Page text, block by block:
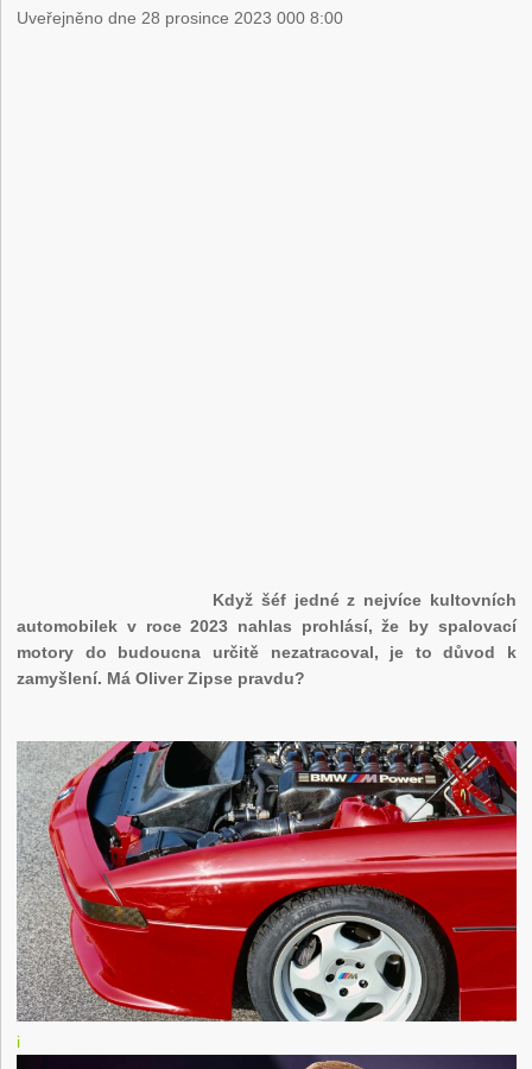
Uveřejněno dne 28 prosince 2023 000 8:00
Když šéf jedné z nejvíce kultovních
automobilek v roce 2023 nahlas prohlásí, že by spalovací
motory do budoucna určitě nezatracoval, je to důvod k
zamyšlení. Má Oliver Zipse pravdu?
i